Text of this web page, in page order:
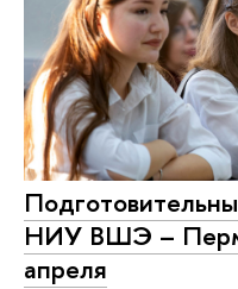
НИУ ВШЭ –
апреля